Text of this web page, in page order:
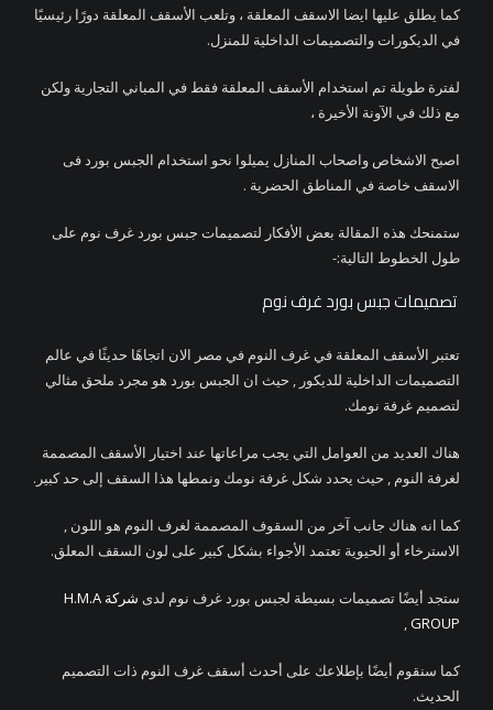
كما يطلق عليها ايضا الاسقف المعلقة ، وتلعب الأسقف المعلقة دورًا رئيسيًا
في الديكورات والتصميمات الداخلية للمنزل.
لفترة طويلة تم استخدام الأسقف المعلقة فقط في المباني التجارية ولكن
مع ذلك في الآونة الأخيرة ،
اصبح الاشخاص واصحاب المنازل يميلوا نحو استخدام الجبس بورد فى
الاسقف خاصة في المناطق الحضرية .
ستمنحك هذه المقالة بعض الأفكار لتصميمات جبس بورد غرف نوم على
طول الخطوط التالية:-
تصميمات جبس بورد غرف نوم
تعتبر الأسقف المعلقة في غرف النوم في مصر الان اتجاهًا حديثًا في عالم
التصميمات الداخلية للديكور , حيث ان الجبس بورد هو مجرد ملحق مثالي
لتصميم غرفة نومك.
هناك العديد من العوامل التي يجب مراعاتها عند اختيار الأسقف المصممة
لغرفة النوم , حيث يحدد شكل غرفة نومك ونمطها هذا السقف إلى حد كبير.
كما انه هناك جانب آخر من السقوف المصممة لغرف النوم هو اللون ,
الاسترخاء أو الحيوية تعتمد الأجواء بشكل كبير على لون السقف المعلق.
ستجد أيضًا تصميمات بسيطة لجبس بورد غرف نوم لدى
شركة H.M.A
GROUP
,
كما سنقوم أيضًا بإطلاعك على أحدث أسقف غرف النوم ذات التصميم
الحديث.